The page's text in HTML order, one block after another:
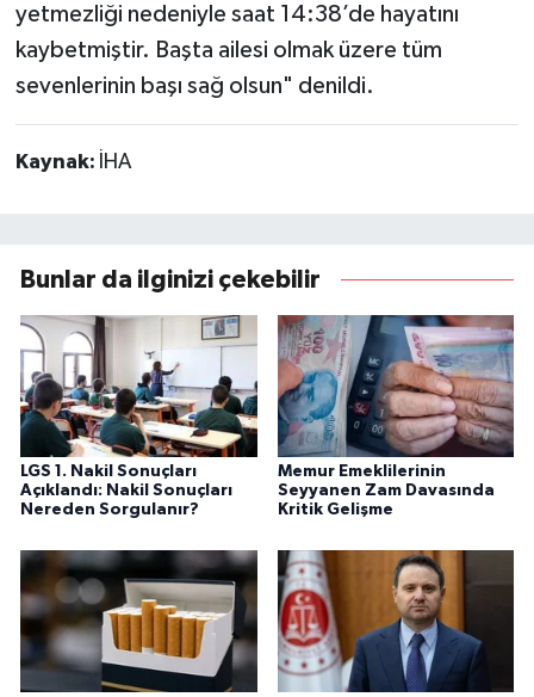
yetmezliği nedeniyle saat 14:38’de hayatını
kaybetmiştir. Başta ailesi olmak üzere tüm
sevenlerinin başı sağ olsun" denildi.
Kaynak: İHA
Bunlar da ilginizi çekebilir
LGS 1. Nakil Sonuçları
Açıklandı: Nakil Sonuçları
Nereden Sorgulanır?
Memur Emeklilerinin
Seyyanen Zam Davasında
Kritik Gelişme